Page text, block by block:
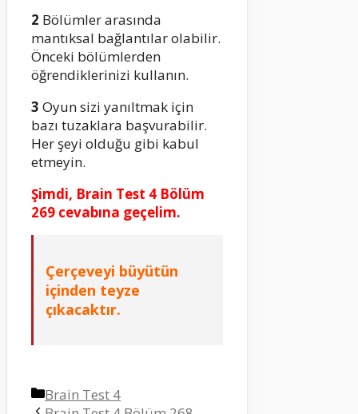
2 Bölümler arasında
mantıksal bağlantılar olabilir.
Önceki bölümlerden
öğrendiklerinizi kullanın.
3 Oyun sizi yanıltmak için
bazı tuzaklara başvurabilir.
Her şeyi olduğu gibi kabul
etmeyin.
Şimdi, Brain Test 4 Bölüm
269 cevabına geçelim.
Çerçeveyi büyütün
içinden teyze
çıkacaktır.
Kategoriler
Brain Test 4